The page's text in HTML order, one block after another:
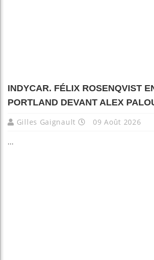
INDYCAR. FÉLIX ROSENQVIST
PORTLAND DEVANT ALEX
Gilles Gaignault 09 Août 2026
...